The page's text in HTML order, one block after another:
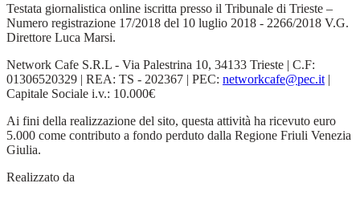
Testata giornalistica online iscritta presso il Tribunale di Trieste –
Numero registrazione 17/2018 del 10 luglio 2018 - 2266/2018 V.G.
Direttore Luca Marsi.
Network Cafe S.R.L - Via Palestrina 10, 34133 Trieste | C.F:
01306520329 | REA: TS - 202367 | PEC: networkcafe@pec.it |
Capitale Sociale i.v.: 10.000€
Ai fini della realizzazione del sito, questa attività ha ricevuto euro
5.000 come contributo a fondo perduto dalla Regione Friuli Venezia
Giulia.
Realizzato da